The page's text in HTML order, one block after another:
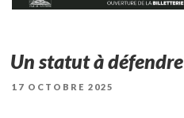
Un statut à défendre
PUBLIÉ
17 OCTOBRE 2025